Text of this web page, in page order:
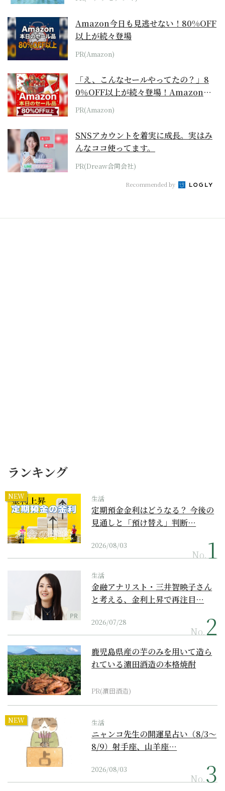
Amazon今日も見逃せない！80%OFF
以上が続々登場
PR(Amazon)
「え、こんなセールやってたの？」8
0％OFF以上が続々登場！Amazonの
本気が...
PR(Amazon)
SNSアカウントを着実に成長。実はみ
んなココ使ってます。
PR(Dreaw合同会社)
Recommended by
ランキング
NEW 生活
定期預金金利はどうなる？ 今後の
見通しと「預け替え」判断…
2026/08/03
No.
PR
生活
金融アナリスト・三井智映子さん
と考える、金利上昇で再注目…
2026/07/28
No.
鹿児島県産の芋のみを用いて造ら
れている濵田酒造の本格焼酎
PR(濵田酒造)
NEW 生活
ニャンコ先生の開運星占い（8/3～
8/9）射手座、山羊座…
2026/08/03
No.